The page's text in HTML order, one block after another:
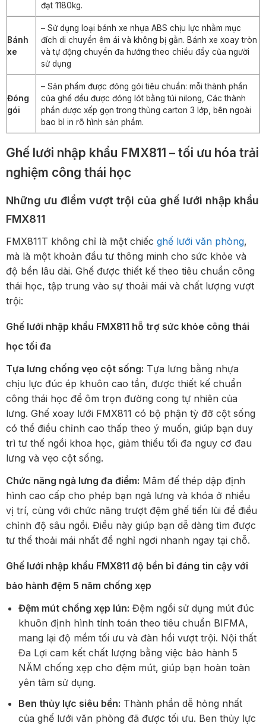
đạt 1180kg.
Bánh
xe
– Sử dụng loại bánh xe nhựa ABS chịu lực nhằm mục
đích di chuyển êm ái và không bị gằn. Bánh xe xoay tròn
và tự động chuyển đa hướng theo chiều đẩy của người
sử dụng
Đóng
gói
– Sản phẩm được đóng gói tiêu chuẩn: mỗi thành phần
của ghế đều được đóng lót bằng túi nilong, Các thành
phần được xếp gọn trong thùng carton 3 lớp, bên ngoài
bao bì in rõ hình sản phẩm.
Ghế lưới nhập khẩu FMX811 – tối ưu hóa trải
nghiệm công thái học
Những ưu điểm vượt trội của ghế lưới nhập khẩu
FMX811
FMX811T không chỉ là một chiếc ghế lưới văn phòng,
mà là một khoản đầu tư thông minh cho sức khỏe và
độ bền lâu dài. Ghế được thiết kế theo tiêu chuẩn công
thái học, tập trung vào sự thoải mái và chất lượng vượt
trội:
Ghế lưới nhập khẩu FMX811 hỗ trợ sức khỏe công thái
học tối đa
Tựa lưng chống vẹo cột sống: Tựa lưng bằng nhựa
chịu lực đúc ép khuôn cao tần, được thiết kế chuẩn
công thái học để ôm trọn đường cong tự nhiên của
lưng. Ghế xoay lưới FMX811 có bộ phận tỳ đỡ cột sống
có thể điều chỉnh cao thấp theo ý muốn, giúp bạn duy
trì tư thế ngồi khoa học, giảm thiểu tối đa nguy cơ đau
lưng và vẹo cột sống.
Chức năng ngả lưng đa điểm: Mâm đế thép dập định
hình cao cấp cho phép bạn ngả lưng và khóa ở nhiều
vị trí, cùng với chức năng trượt đệm ghế tiến lùi để điều
chỉnh độ sâu ngồi. Điều này giúp bạn dễ dàng tìm được
tư thế thoải mái nhất để nghỉ ngơi nhanh ngay tại chỗ.
Ghế lưới nhập khẩu FMX811 độ bền bỉ đáng tin cậy với
bảo hành đệm 5 năm chống xẹp
Đệm mút chống xẹp lún: Đệm ngồi sử dụng mút đúc
khuôn định hình tính toán theo tiêu chuẩn BIFMA,
mang lại độ mềm tối ưu và đàn hồi vượt trội. Nội thất
Đa Lợi cam kết chất lượng bằng việc bảo hành 5
NĂM chống xẹp cho đệm mút, giúp bạn hoàn toàn
yên tâm sử dụng.
Ben thủy lực siêu bền: Thành phần dễ hỏng nhất
của ghế lưới văn phòng đã được tối ưu. Ben thủy lực